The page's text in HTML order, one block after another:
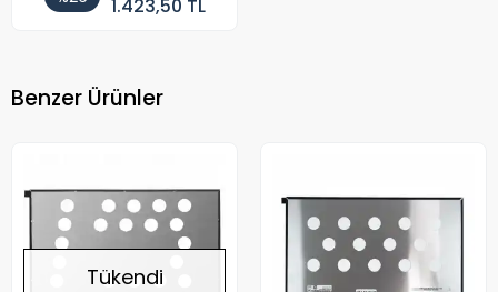
1.423,50 TL
Benzer Ürünler
Tükendi